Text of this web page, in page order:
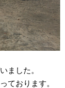
ました。
ております。